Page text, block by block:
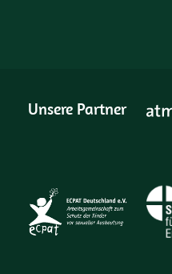
Unsere Partner